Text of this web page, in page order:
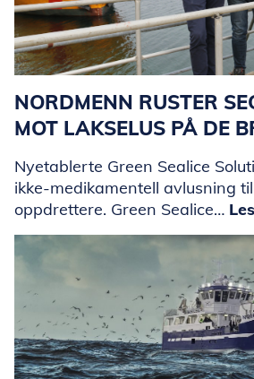
NORDMENN RUSTER
MOT LAKSELUS PÅ DE
Nyetablerte Green Sealice
ikke-medikamentell avlusning
oppdrettere. Green Sealice…